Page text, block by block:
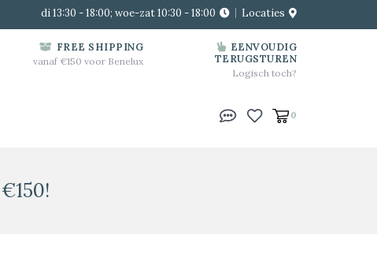
di 13:30 - 18:00; woe-zat 10:30 - 18:00 Locaties
FREE SHIPPING
vanaf €150 voor Benelux
EENVOUDIG
TERUGSTUREN
Logisch toch?
0